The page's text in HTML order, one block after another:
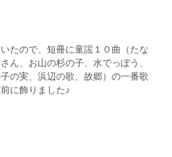
たので、短冊に童謡１０曲（たな
ん、お山の杉の子、水でっぽう、
の実、浜辺の歌、故郷）の一番歌
に飾りました♪